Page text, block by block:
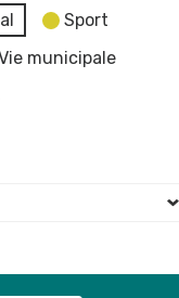
Sport
municipale